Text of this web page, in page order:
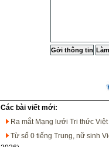
Các bài viết mới:
Ra mắt Mạng lưới Tri thức
Từ số 0 tiếng Trung, nữ sinh